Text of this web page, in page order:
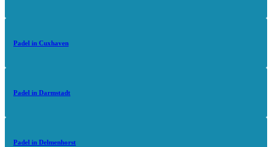
Padel in Cuxhaven
Padel in Darmstadt
Padel in Delmenhorst